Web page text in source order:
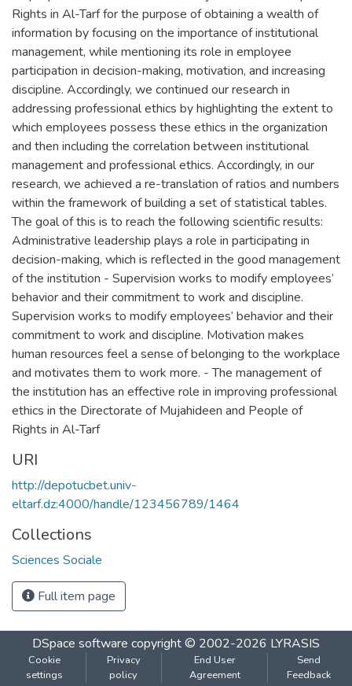
Rights in Al-Tarf for the purpose of obtaining a wealth of
information by focusing on the importance of institutional
management, while mentioning its role in employee
participation in decision-making, motivation, and increasing
discipline. Accordingly, we continued our research in
addressing professional ethics by highlighting the extent to
which employees possess these ethics in the organization
and then including the correlation between institutional
management and professional ethics. Accordingly, in our
research, we achieved a re-translation of ratios and numbers
within the framework of building a set of statistical tables.
The goal of this is to reach the following scientific results:
Administrative leadership plays a role in participating in
decision-making, which is reflected in the good management
of the institution - Supervision works to modify employees’
behavior and their commitment to work and discipline.
Supervision works to modify employees’ behavior and their
commitment to work and discipline. Motivation makes
human resources feel a sense of belonging to the workplace
and motivates them to work more. - The management of
the institution has an effective role in improving professional
ethics in the Directorate of Mujahideen and People of
Rights in Al-Tarf
URI
http://depotucbet.univ-
eltarf.dz:4000/handle/123456789/1464
Collections
Sciences Sociale
Full item page
DSpace software copyright © 2002-2026 LYRASIS
Cookie
settings
Privacy
policy
End User
Agreement
Send
Feedback